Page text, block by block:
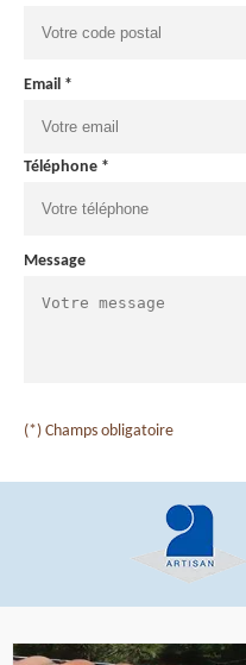
Email *
Téléphone *
Message
(*) Champs obligatoire